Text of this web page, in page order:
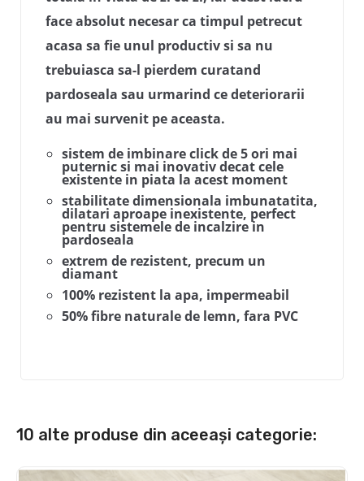
face absolut necesar ca timpul petrecut
acasa sa fie unul productiv si sa nu
trebuiasca sa-l pierdem curatand
pardoseala sau urmarind ce deteriorarii
au mai survenit pe aceasta.
sistem de imbinare click de 5 ori mai
puternic si mai inovativ decat cele
existente in piata la acest moment
stabilitate dimensionala imbunatatita,
dilatari aproape inexistente, perfect
pentru sistemele de incalzire in
pardoseala
extrem de rezistent, precum un
diamant
100% rezistent la apa, impermeabil
50% fibre naturale de lemn, fara PVC
10 alte produse din aceeași categorie: